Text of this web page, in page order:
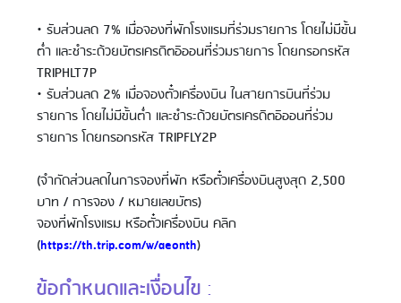
• รับส่วนลด 7% เมื่อจองที่พักโรงแรมที่ร่วมรายการ โดยไม่มีขั้น
ต่ำ และชำระด้วยบัตรเครดิตอิออนที่ร่วมรายการ โดยกรอกรหัส
TRIPHLT7P
• รับส่วนลด 2% เมื่อจองตั๋วเครื่องบิน ในสายการบินที่ร่วม
รายการ โดยไม่มีขั้นต่ำ และชำระด้วยบัตรเครดิตอิออนที่ร่วม
รายการ โดยกรอกรหัส TRIPFLY2P
(จำกัดส่วนลดในการจองที่พัก หรือตั๋วเครื่องบินสูงสุด 2,500
บาท / การจอง / หมายเลขบัตร)
จองที่พักโรงแรม หรือตั๋วเครื่องบิน คลิก
(https://th.trip.com/w/aeonth)
ข้อกำหนดและเงื่อนไข :